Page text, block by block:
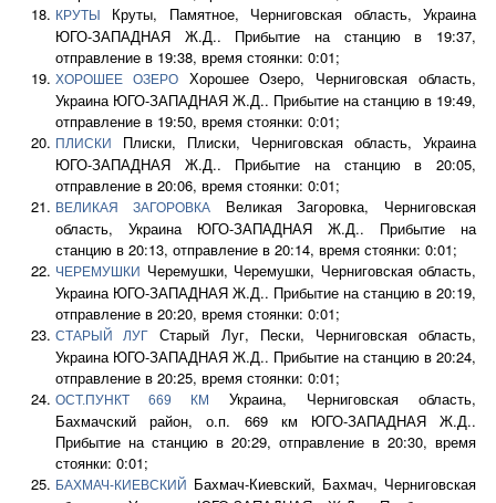
КРУТЫ
Круты, Памятное, Черниговская область, Украина
ЮГО-ЗАПАДНАЯ Ж.Д.. Прибытие на станцию в 19:37,
отправление в 19:38, время стоянки: 0:01;
ХОРОШЕЕ ОЗЕРОХорошее Озеро, Черниговская область,
Украина ЮГО-ЗАПАДНАЯ Ж.Д.. Прибытие на станцию в 19:49,
отправление в 19:50, время стоянки: 0:01;
ПЛИСКИ
Плиски, Плиски, Черниговская область, Украина
ЮГО-ЗАПАДНАЯ Ж.Д.. Прибытие на станцию в 20:05,
отправление в 20:06, время стоянки: 0:01;
ВЕЛИКАЯ ЗАГОРОВКАВеликая Загоровка, Черниговская
область, Украина ЮГО-ЗАПАДНАЯ Ж.Д.. Прибытие на
станцию в 20:13, отправление в 20:14, время стоянки: 0:01;
ЧЕРЕМУШКИ
Черемушки, Черемушки, Черниговская область,
Украина ЮГО-ЗАПАДНАЯ Ж.Д.. Прибытие на станцию в 20:19,
отправление в 20:20, время стоянки: 0:01;
СТАРЫЙ ЛУГ
Старый Луг, Пески, Черниговская область,
Украина ЮГО-ЗАПАДНАЯ Ж.Д.. Прибытие на станцию в 20:24,
отправление в 20:25, время стоянки: 0:01;
ОСТ.ПУНКТ 669 КМ
Украина, Черниговская область,
Бахмачский район, о.п. 669 км ЮГО-ЗАПАДНАЯ Ж.Д..
Прибытие на станцию в 20:29, отправление в 20:30, время
стоянки: 0:01;
БАХМАЧ-КИЕВСКИЙ
Бахмач-Киевский, Бахмач, Черниговская